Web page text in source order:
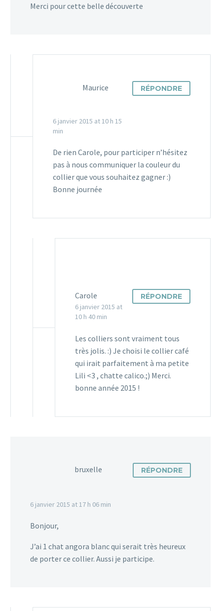
Merci pour cette belle découverte
Maurice
6 janvier 2015 at 10 h 15
min
RÉPONDRE
De rien Carole, pour participer n’hésitez
pas à nous communiquer la couleur du
collier que vous souhaitez gagner :)
Bonne journée
Carole
6 janvier 2015 at
10 h 40 min
RÉPONDRE
Les colliers sont vraiment tous
très jolis. :) Je choisi le collier café
qui irait parfaitement à ma petite
Lili <3 , chatte calico.;) Merci.
bonne année 2015 !
bruxelle
6 janvier 2015 at 17 h 06 min
RÉPONDRE
Bonjour,
J’ai 1 chat angora blanc qui serait très heureux
de porter ce collier. Aussi je participe.